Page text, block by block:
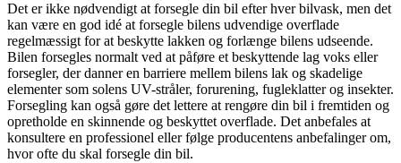
Det er ikke nødvendigt at forsegle din bil efter hver bilvask, men det
kan være en god idé at forsegle bilens udvendige overflade
regelmæssigt for at beskytte lakken og forlænge bilens udseende.
Bilen forsegles normalt ved at påføre et beskyttende lag voks eller
forsegler, der danner en barriere mellem bilens lak og skadelige
elementer som solens UV-stråler, forurening, fugleklatter og insekter.
Forsegling kan også gøre det lettere at rengøre din bil i fremtiden og
opretholde en skinnende og beskyttet overflade. Det anbefales at
konsultere en professionel eller følge producentens anbefalinger om,
hvor ofte du skal forsegle din bil.